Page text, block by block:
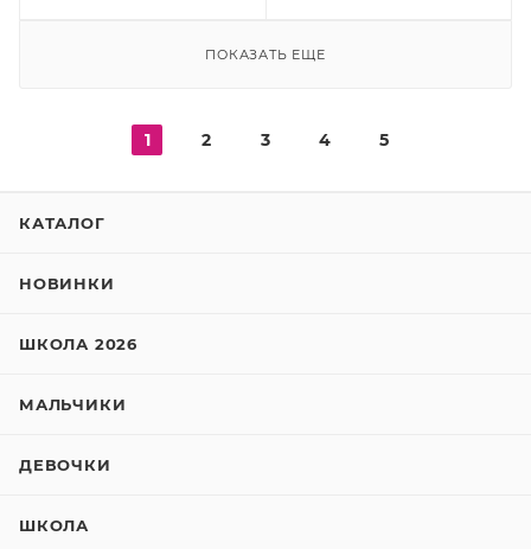
ПОКАЗАТЬ ЕЩЕ
1 2 3 4 5
КАТАЛОГ
НОВИНКИ
ШКОЛА 2026
МАЛЬЧИКИ
ДЕВОЧКИ
ШКОЛА